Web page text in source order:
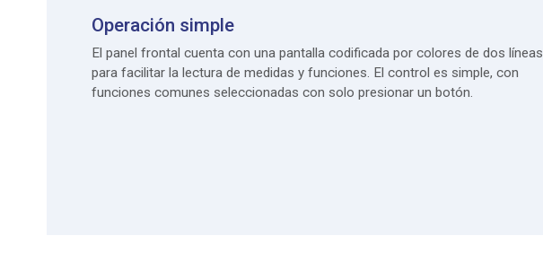
Operación simple
El panel frontal cuenta con una pantalla codificada por colores de dos líneas
para facilitar la lectura de medidas y funciones. El control es simple, con
funciones comunes seleccionadas con solo presionar un botón.